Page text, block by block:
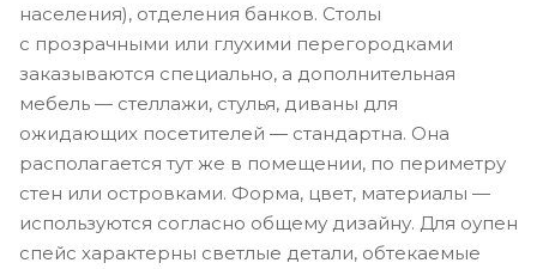
населения), отделения банков. Столы
с прозрачными или глухими перегородками
заказываются специально, а дополнительная
мебель — стеллажи, стулья, диваны для
ожидающих посетителей — стандартна. Она
располагается тут же в помещении, по периметру
стен или островками. Форма, цвет, материалы —
используются согласно общему дизайну. Для оупен
спейс характерны светлые детали, обтекаемые